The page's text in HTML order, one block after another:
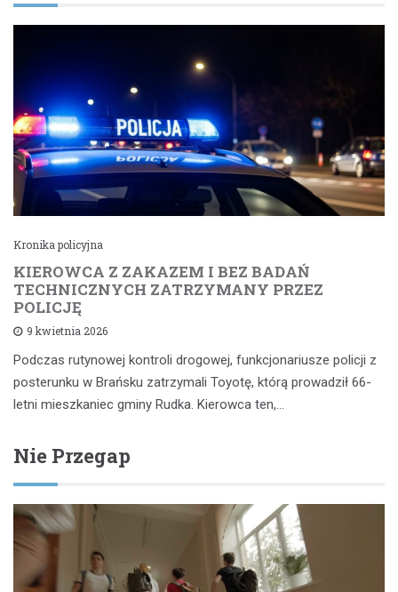
Kronika policyjna
KIEROWCA Z ZAKAZEM I BEZ BADAŃ
TECHNICZNYCH ZATRZYMANY PRZEZ
POLICJĘ
9 kwietnia 2026
Podczas rutynowej kontroli drogowej, funkcjonariusze policji z
posterunku w Brańsku zatrzymali Toyotę, którą prowadził 66-
letni mieszkaniec gminy Rudka. Kierowca ten,…
Nie Przegap